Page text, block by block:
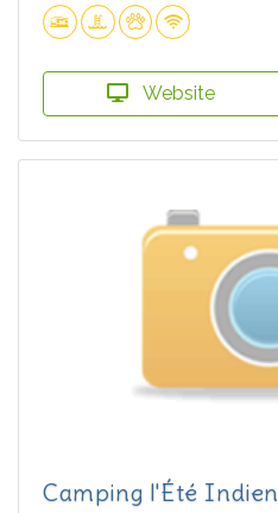
Website
Camping l'Été Indien